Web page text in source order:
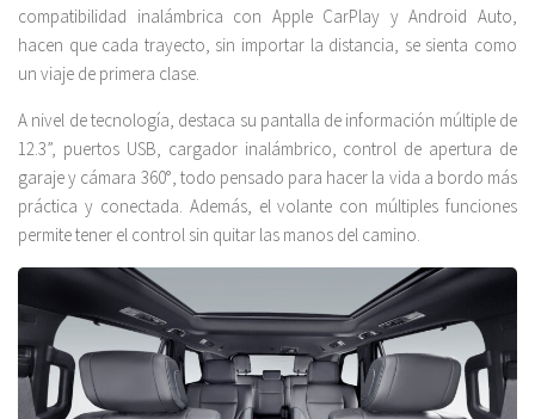
compatibilidad inalámbrica con Apple CarPlay y Android Auto,
hacen que cada trayecto, sin importar la distancia, se sienta como
un viaje de primera clase.
A nivel de tecnología, destaca su pantalla de información múltiple de
12.3”, puertos USB, cargador inalámbrico, control de apertura de
garaje y cámara 360°, todo pensado para hacer la vida a bordo más
práctica y conectada. Además, el volante con múltiples funciones
permite tener el control sin quitar las manos del camino.